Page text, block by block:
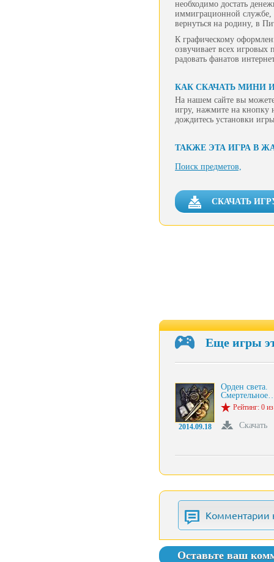
необходимо достать
иммиграционной службе,
вернуться на родину, в
К графическому
озвучивает всех
радовать фанатов
КАК СКАЧАТЬ МИНИ
На нашем сайте вы
игру, нажмите на кнопку
дождитесь установки
ТАКЖЕ ЭТА ИГРА В
Поиск предметов,
СКАЧАТЬ
Еще игры
2014.09.18
Орден света.
Рейтинг: 0
Скачать
Комментарии
Оставьте ваш